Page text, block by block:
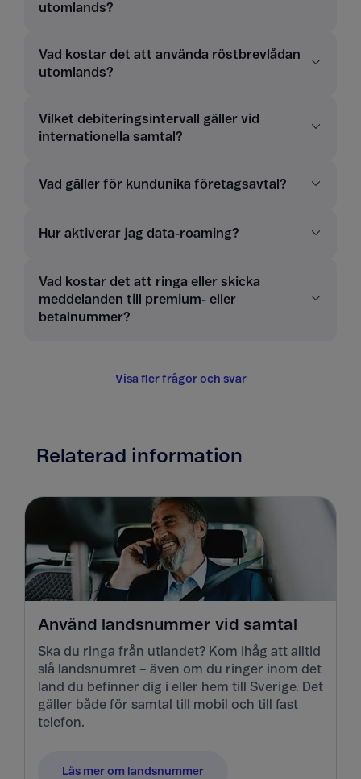
utomlands?
Vad kostar det att använda röstbrevlådan
utomlands?
Vilket debiteringsintervall gäller vid
internationella samtal?
Vad gäller för kundunika företagsavtal?
Hur aktiverar jag data-roaming?
Vad kostar det att ringa eller skicka
meddelanden till premium- eller
betalnummer?
Visa fler frågor och svar
Relaterad information
Använd landsnummer vid samtal
Ska du ringa från utlandet? Kom ihåg att alltid
slå landsnumret – även om du ringer inom det
land du befinner dig i eller hem till Sverige. Det
gäller både för samtal till mobil och till fast
telefon.
Läs mer om landsnummer